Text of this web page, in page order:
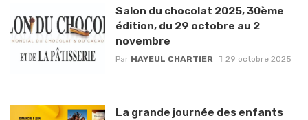
Salon du chocolat 2025, 30ème
édition, du 29 octobre au 2
novembre
Par MAYEUL CHARTIER 29 octobre 2025
La grande journée des enfants